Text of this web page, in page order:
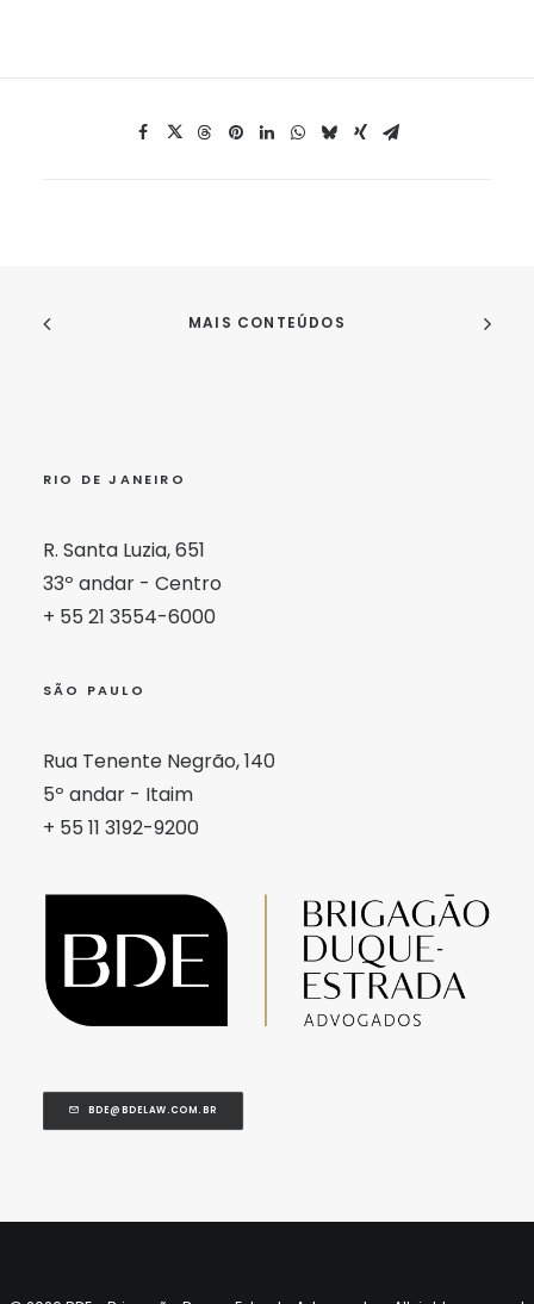
MAIS CONTEÚDOS
RIO DE JANEIRO
R. Santa Luzia, 651
33º andar - Centro
+ 55 21 3554-6000
SÃO PAULO
Rua Tenente Negrão, 140
5º andar - Itaim
+ 55 11 3192-9200
BDE@BDELAW.COM.BR